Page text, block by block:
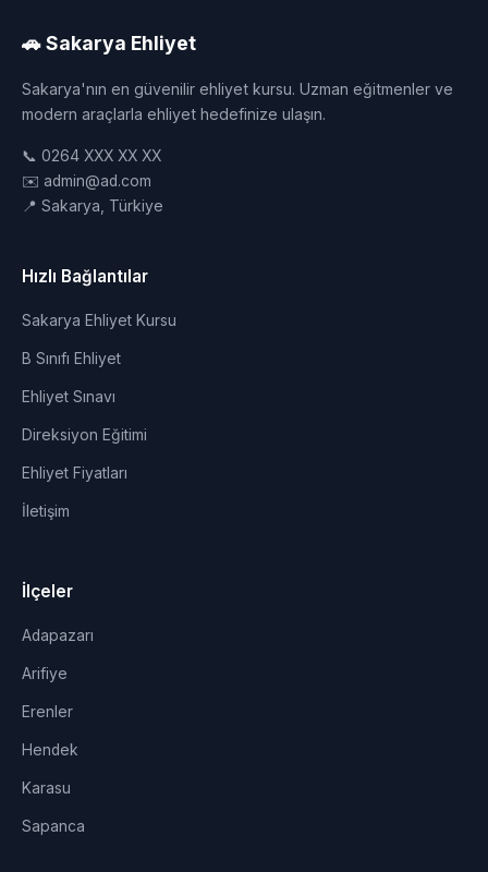
🚗 Sakarya Ehliyet
Sakarya'nın en güvenilir ehliyet kursu. Uzman eğitmenler ve
modern araçlarla ehliyet hedefinize ulaşın.
📞 0264 XXX XX XX
✉️ admin@ad.com
📍 Sakarya, Türkiye
Hızlı Bağlantılar
Sakarya Ehliyet Kursu
B Sınıfı Ehliyet
Ehliyet Sınavı
Direksiyon Eğitimi
Ehliyet Fiyatları
İletişim
İlçeler
Adapazarı
Arifiye
Erenler
Hendek
Karasu
Sapanca